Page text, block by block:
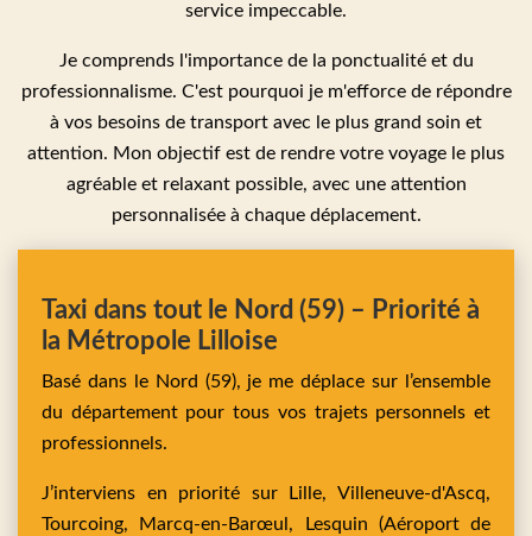
service impeccable.
Je comprends l'importance de la ponctualité et du
professionnalisme. C'est pourquoi je m'efforce de répondre
à vos besoins de transport avec le plus grand soin et
attention. Mon objectif est de rendre votre voyage le plus
agréable et relaxant possible, avec une attention
personnalisée à chaque déplacement.
Taxi dans tout le Nord (59) – Priorité à
la Métropole Lilloise
Basé dans le Nord (59), je me déplace sur l’ensemble
du département pour tous vos trajets personnels et
professionnels.
J’interviens en priorité surLille,Villeneuve-d'Ascq,
Tourcoing,
Marcq-en-Barœul, Lesquin (Aéroport de